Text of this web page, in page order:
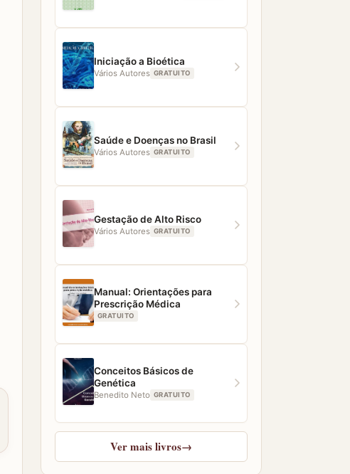
Iniciação a Bioética
Vários Autores GRATUITO
Saúde e Doenças no Brasil
Vários Autores GRATUITO
Gestação de Alto Risco
Vários Autores GRATUITO
Manual: Orientações para
Prescrição Médica
GRATUITO
Conceitos Básicos de
Genética
Benedito Neto GRATUITO
Ver mais livros→